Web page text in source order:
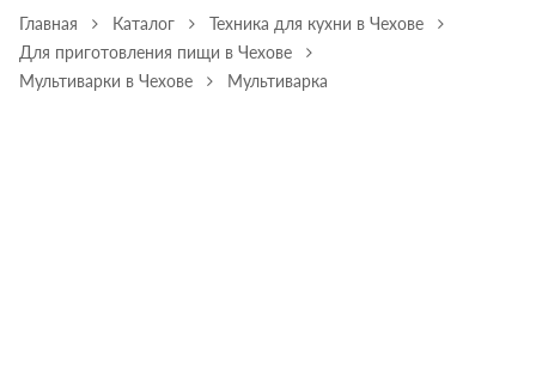
Главная Каталог
Техника для кухни в Чехове
Для приготовления пищи в Чехове
Мультиварки в Чехове
Мультиварка